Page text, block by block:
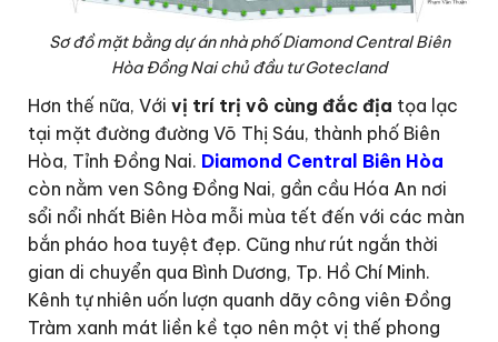
Sơ đồ mặt bằng dự án nhà phố Diamond Central Biên
Hòa Đồng Nai chủ đầu tư Gotecland
Hơn thế nữa, Với vị trí trị vô cùng đắc địa tọa lạc
tại mặt đường đường Võ Thị Sáu, thành phố Biên
Hòa, Tỉnh Đồng Nai. Diamond Central Biên Hòa
còn nằm ven Sông Đồng Nai, gần cầu Hóa An nơi
sổi nổi nhất Biên Hòa mỗi mùa tết đến với các màn
bắn pháo hoa tuyệt đẹp. Cũng như rút ngắn thời
gian di chuyển qua Bình Dương, Tp. Hồ Chí Minh.
Kênh tự nhiên uốn lượn quanh dãy công viên Đồng
Tràm xanh mát liền kề tạo nên một vị thế phong